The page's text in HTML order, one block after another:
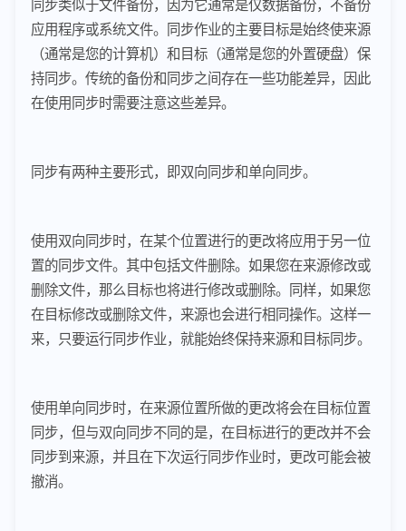
应用程序或系统文件。同步作业的主要目标是始终使来源
（通常是您的计算机）和目标（通常是您的外置硬盘）保
持同步。传统的备份和同步之间存在一些功能差异，因此
在使用同步时需要注意这些差异。
同步有两种主要形式，即双向同步和单向同步。
使用双向同步时，在某个位置进行的更改将应用于另一位
置的同步文件。其中包括文件删除。如果您在来源修改或
删除文件，那么目标也将进行修改或删除。同样，如果您
在目标修改或删除文件，来源也会进行相同操作。这样一
来，只要运行同步作业，就能始终保持来源和目标同步。
使用单向同步时，在来源位置所做的更改将会在目标位置
同步，但与双向同步不同的是，在目标进行的更改并不会
同步到来源，并且在下次运行同步作业时，更改可能会被
撤消。